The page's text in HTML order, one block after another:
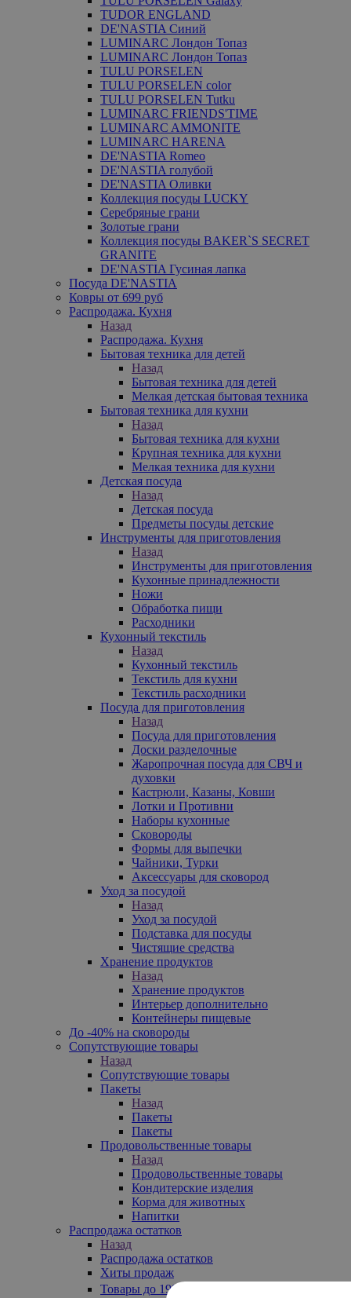
TUDOR ENGLAND
DE'NASTIA Синий
LUMINARC Лондон Топаз
LUMINARC Лондон Топаз
TULU PORSELEN
TULU PORSELEN color
TULU PORSELEN Tutku
LUMINARC FRIENDS'TIME
LUMINARC AMMONITE
LUMINARC HARENA
DE'NASTIA Romeo
DE'NASTIA голубой
DE'NASTIA Оливки
Коллекция посуды LUCKY
Серебряные грани
Золотые грани
Коллекция посуды BAKER`S SECRET
GRANITE
DE'NASTIA Гусиная лапка
Посуда DE'NASTIA
Ковры от 699 руб
Распродажа. Кухня
Назад
Распродажа. Кухня
Бытовая техника для детей
Назад
Бытовая техника для детей
Мелкая детская бытовая техника
Бытовая техника для кухни
Назад
Бытовая техника для кухни
Крупная техника для кухни
Мелкая техника для кухни
Детская посуда
Назад
Детская посуда
Предметы посуды детские
Инструменты для приготовления
Назад
Инструменты для приготовления
Кухонные принадлежности
Ножи
Обработка пищи
Расходники
Кухонный текстиль
Назад
Кухонный текстиль
Текстиль для кухни
Текстиль расходники
Посуда для приготовления
Назад
Посуда для приготовления
Доски разделочные
Жаропрочная посуда для СВЧ и
духовки
Кастрюли, Казаны, Ковши
Лотки и Противни
Наборы кухонные
Сковороды
Формы для выпечки
Чайники, Турки
Аксессуары для сковород
Уход за посудой
Назад
Уход за посудой
Подставка для посуды
Чистящие средства
Хранение продуктов
Назад
Хранение продуктов
Интерьер дополнительно
Контейнеры пищевые
До -40% на сковороды
Сопутствующие товары
Назад
Сопутствующие товары
Пакеты
Назад
Пакеты
Пакеты
Продовольственные товары
Назад
Продовольственные товары
Кондитерские изделия
Корма для животных
Напитки
Распродажа остатков
Назад
Распродажа остатков
Хиты продаж
Товары до 199₽